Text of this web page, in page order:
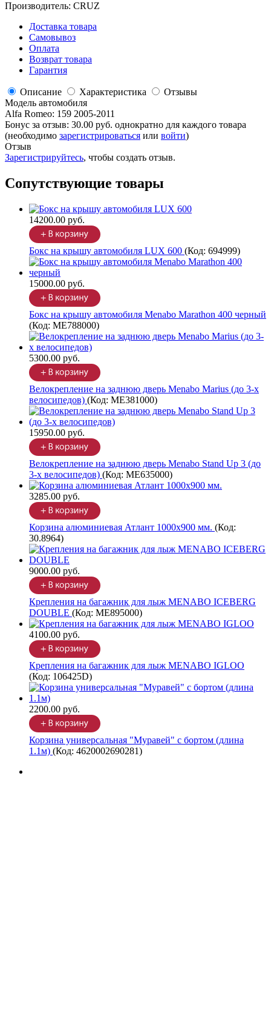
Производитель: CRUZ
Доставка товара
Самовывоз
Оплата
Возврат товара
Гарантия
Описание Характеристика
Отзывы
Модель автомобиля
Alfa Romeo: 159 2005-2011
Бонус за отзыв: 30.00 руб. однократно для каждого товара
(необходимо зарегистрироваться или войти)
Отзыв
Зарегистрируйтесь, чтобы создать отзыв.
Сопутствующие товары
14200.00 руб.
Бокс на крышу автомобиля LUX 600 (Код: 694999)
15000.00 руб.
Бокс на крышу автомобиля Menabo Marathon 400 черный
(Код: ME788000)
5300.00 руб.
Велокрепление на заднюю дверь Menabo Marius (до 3-х
велосипедов) (Код: ME381000)
15950.00 руб.
Велокрепление на заднюю дверь Menabo Stand Up 3 (до
3-х велосипедов) (Код: ME635000)
3285.00 руб.
Корзина алюминиевая Атлант 1000х900 мм. (Код:
30.8964)
9000.00 руб.
Крепления на багажник для лыж MENABO ICEBERG
DOUBLE (Код: ME895000)
4100.00 руб.
Крепления на багажник для лыж MENABO IGLOO
(Код: 106425D)
2200.00 руб.
Корзина универсальная "Муравей" с бортом (длина
1.1м) (Код: 4620002690281)